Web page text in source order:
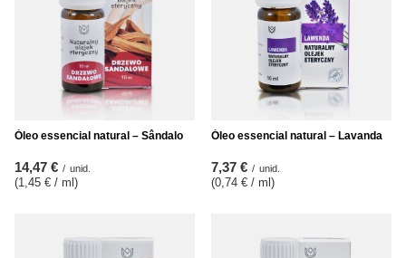
Óleo essencial natural – Sândalo
14,47 € / unid.
(1,45 € / ml )
Óleo essencial natural – Lavanda
7,37 € / unid.
(0,74 € / ml )